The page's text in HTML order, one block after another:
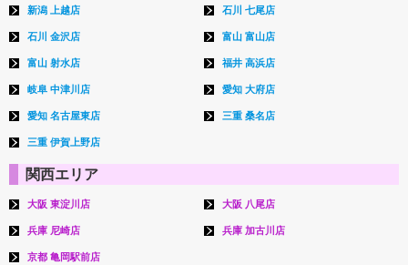
新潟 上越店 石川 七尾店
石川 金沢店 富山 富山店
富山 射水店 福井 高浜店
岐阜 中津川店 愛知 大府店
愛知 名古屋東店 三重 桑名店
三重 伊賀上野店
関西エリア
大阪 東淀川店 大阪 八尾店
兵庫 尼崎店 兵庫 加古川店
京都 亀岡駅前店